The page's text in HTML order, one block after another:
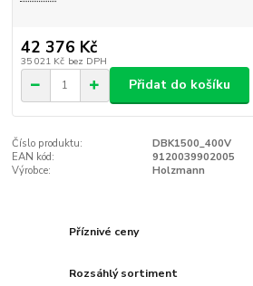
42 376 Kč
35 021 Kč bez DPH
Přidat do košíku
Číslo produktu:
DBK1500_400V
EAN kód:
9120039902005
Výrobce:
Holzmann
Příznivé ceny
Rozsáhlý sortiment